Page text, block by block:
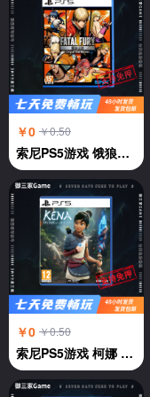
￥0 ￥0.50
索尼PS5游戏 饿狼传说 群狼都市 中文
￥0 ￥0.50
索尼PS5游戏 柯娜 奇纳 KENA 凯娜 灵魂之桥 中文